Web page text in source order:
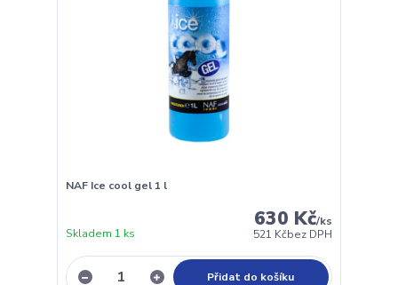
NAF Ice cool gel 1 l
630 Kč/ks
521 Kčbez DPH
Skladem 1 ks
Přidat do košíku